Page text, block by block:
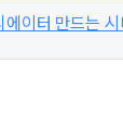
에이터 만드는